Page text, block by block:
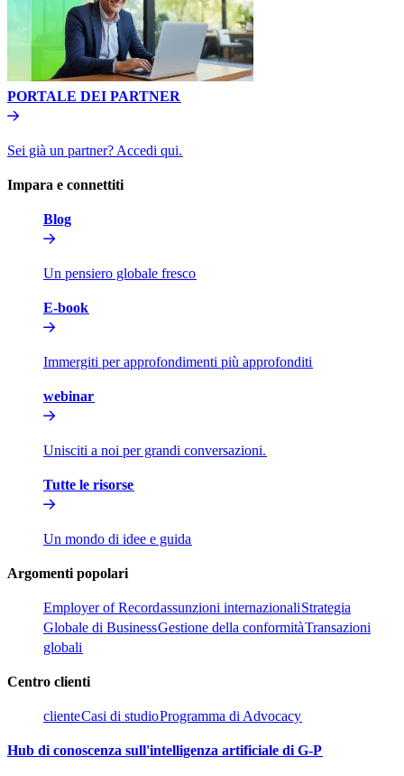
PORTALE DEI PARTNER​​
Sei già un partner? Accedi qui.​​
Impara e connettiti​​
Blog​​
Un pensiero globale fresco​​
E-book​​
Immergiti per approfondimenti più approfonditi​​
webinar​​
Unisciti a noi per grandi conversazioni.​​
Tutte le risorse​​
Un mondo di idee e guida​​
Argomenti popolari​​
Employer of Record​​assunzioni internazionali​​Strategia
Globale di Business​​Gestione della conformità​​Transazioni
globali​​
Centro clienti​​
cliente​​Casi di studio​​Programma di Advocacy​​
Hub di conoscenza sull'intelligenza artificiale di G-P​​